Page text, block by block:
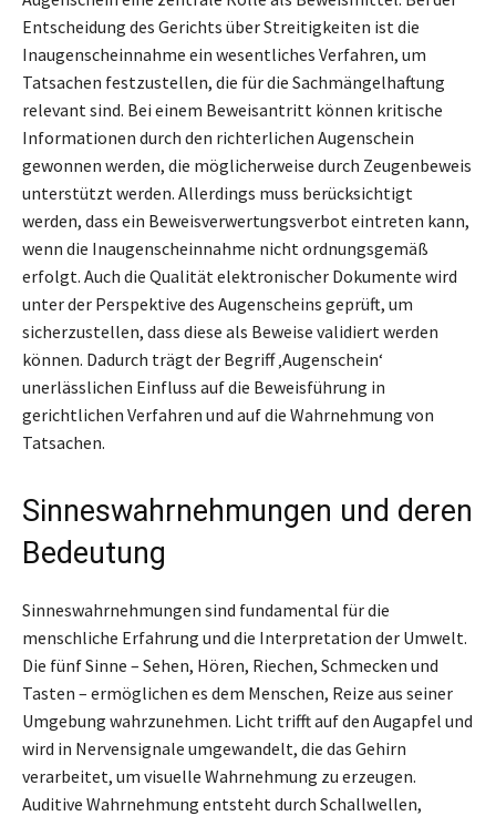
Entscheidung des Gerichts über Streitigkeiten ist die
Inaugenscheinnahme ein wesentliches Verfahren, um
Tatsachen festzustellen, die für die Sachmängelhaftung
relevant sind. Bei einem Beweisantritt können kritische
Informationen durch den richterlichen Augenschein
gewonnen werden, die möglicherweise durch Zeugenbeweis
unterstützt werden. Allerdings muss berücksichtigt
werden, dass ein Beweisverwertungsverbot eintreten kann,
wenn die Inaugenscheinnahme nicht ordnungsgemäß
erfolgt. Auch die Qualität elektronischer Dokumente wird
unter der Perspektive des Augenscheins geprüft, um
sicherzustellen, dass diese als Beweise validiert werden
können. Dadurch trägt der Begriff ‚Augenschein‘
unerlässlichen Einfluss auf die Beweisführung in
gerichtlichen Verfahren und auf die Wahrnehmung von
Tatsachen.
Sinneswahrnehmungen und deren
Bedeutung
Sinneswahrnehmungen sind fundamental für die
menschliche Erfahrung und die Interpretation der Umwelt.
Die fünf Sinne – Sehen, Hören, Riechen, Schmecken und
Tasten – ermöglichen es dem Menschen, Reize aus seiner
Umgebung wahrzunehmen. Licht trifft auf den Augapfel und
wird in Nervensignale umgewandelt, die das Gehirn
verarbeitet, um visuelle Wahrnehmung zu erzeugen.
Auditive Wahrnehmung entsteht durch Schallwellen,